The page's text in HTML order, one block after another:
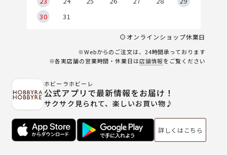
30
31
オンラインショップ休業日
※Webからのご注文は、24時間承っております
※各実店舗の営業時間・休業日は店舗情報をご覧ください
ホビーラホビーレ
公式アプリで最新情報をお届け！
サクサク見られて、楽しいお買い物♪
詳しくはこちら